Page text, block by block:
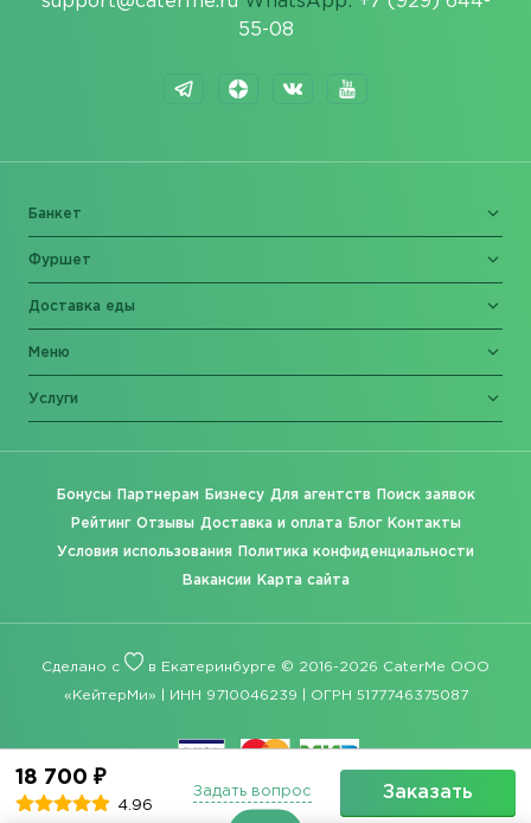
18 700 ₽
4.96
Заказать
Задать вопрос
55-08
Банкет
Фуршет
Доставка еды
Меню
Услуги
Бонусы Партнерам Бизнесу Для агентств Поиск заявок
Рейтинг Отзывы Доставка и оплата Блог Контакты
Условия использования Политика конфиденциальности
Вакансии Карта сайта
Сделано с в Екатеринбурге © 2016-2026 CaterMe ООО
«КейтерМи» | ИНН 9710046239 | ОГРН 5177746375087